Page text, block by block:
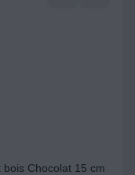
Chocolat 15 cm